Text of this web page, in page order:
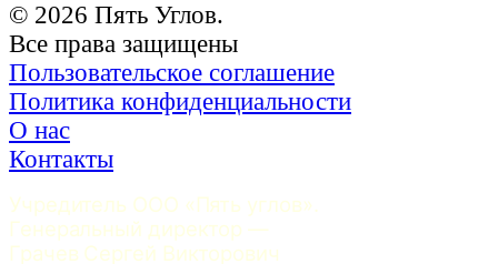
© 2026 Пять Углов.
Все права защищены
Пользовательское соглашение
Политика конфиденциальности
О нас
Контакты
Учредитель ООО «Пять углов».
Генеральный директор —
Грачев Сергей Викторович